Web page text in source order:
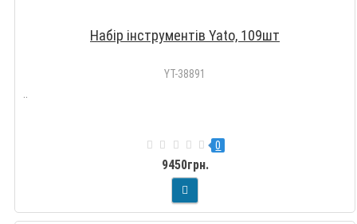
Набір інструментів Yato, 109шт
YT-38891
0
9450грн.